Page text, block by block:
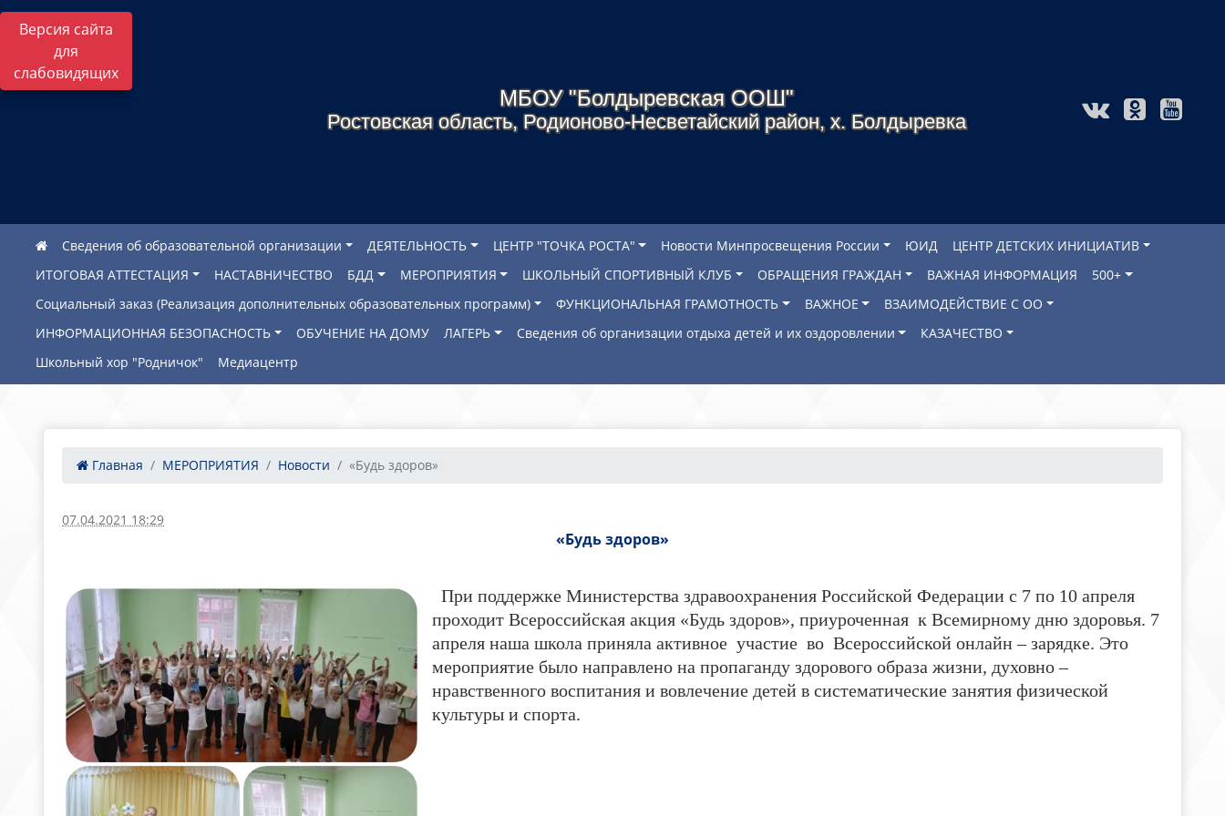
Версия сайта
для
слабовидящих
МБОУ "Болдыревская ООШ"
Ростовская область, Родионово-Несветайский район, х. Болдыревка
Сведения об образовательной организации ДЕЯТЕЛЬНОСТЬ ЦЕНТР "ТОЧКА РОСТА" Новости Минпросвещения России ЮИД
ЦЕНТР ДЕТСКИХ ИНИЦИАТИВ
ИТОГОВАЯ АТТЕСТАЦИЯ
НАСТАВНИЧЕСТВО БДД МЕРОПРИЯТИЯ ШКОЛЬНЫЙ СПОРТИВНЫЙ КЛУБ ОБРАЩЕНИЯ ГРАЖДАН ВАЖНАЯ ИНФОРМАЦИЯ
500+
Социальный заказ (Реализация дополнительных образовательных программ)
ФУНКЦИОНАЛЬНАЯ ГРАМОТНОСТЬ ВАЖНОЕ
ВЗАИМОДЕЙСТВИЕ С ОО
ИНФОРМАЦИОННАЯ БЕЗОПАСНОСТЬ
ОБУЧЕНИЕ НА ДОМУ ЛАГЕРЬ Сведения об организации отдыха детей и их оздоровлении
КАЗАЧЕСТВО
Школьный хор "Родничок"
Медиацентр
Главная МЕРОПРИЯТИЯ Новости «Будь здоров»
07.04.2021 18:29
«Будь здоров»
При поддержке Министерства здравоохранения Российской Федерации с 7 по 10 апреля
проходит Всероссийская акция «Будь здоров», приуроченная к Всемирному дню здоровья. 7
апреля наша школа приняла активное участие во Всероссийской онлайн – зарядке. Это
мероприятие было направлено на пропаганду здорового образа жизни, духовно –
нравственного воспитания и вовлечение детей в систематические занятия физической
культуры и спорта.